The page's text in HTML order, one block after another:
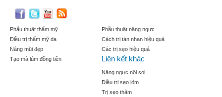
Phẫu thuật thẩm mỹ
Điều trị thẩm mỹ da
Nâng mũi đẹp
Tạo mà lúm đồng tiền
Phẫu thuật nâng ngực
Cách trị tàn nhan hiệu quả
Các trị sẹo hiệu quả
Liên kết khác
Nâng ngực nội soi
Điều trị sẹo lõm
Trị sẹo thâm